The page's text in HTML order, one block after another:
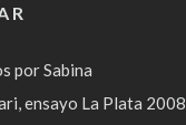
por Sabina
ensayo La Plata 2008